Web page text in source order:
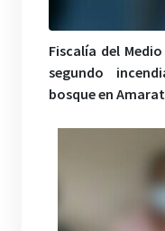
Fiscalía del
segundo
bosque en